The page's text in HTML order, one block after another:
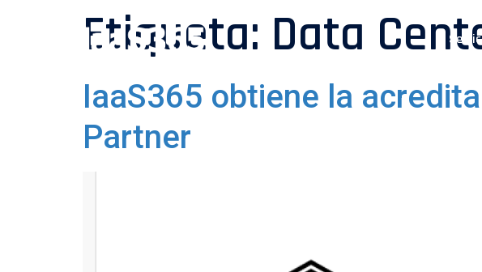
Etiqueta: Data
IaaS365 obtiene la
Partner